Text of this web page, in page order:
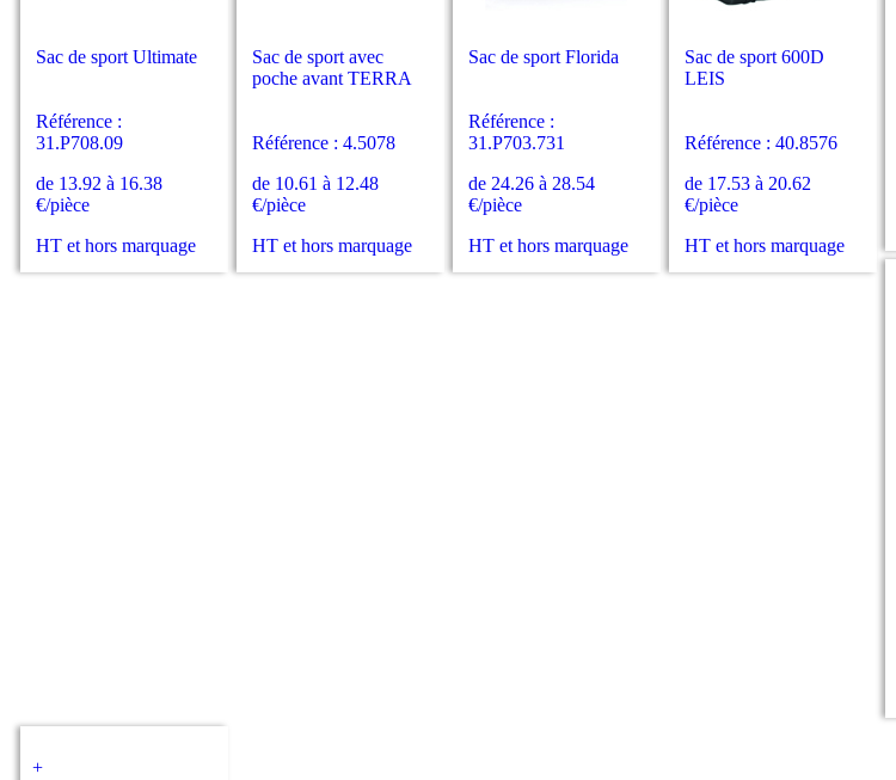
Sac de sport Ultimate
Référence :
31.P708.09
de 13.92 à 16.38
€/pièce
HT et hors marquage
Sac de sport avec
poche avant TERRA
Référence : 4.5078
de 10.61 à 12.48
€/pièce
HT et hors marquage
Sac de sport Florida
Référence :
31.P703.731
de 24.26 à 28.54
€/pièce
HT et hors marquage
Sac de sport 600D
LEIS
Référence : 40.8576
de 17.53 à 20.62
€/pièce
HT et hors marquage
+